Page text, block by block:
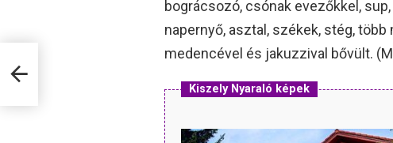
bográcsozó, csónak evezőkkel,
napernyő, asztal, székek, stég,
medencével és jakuzzival bővült.
Kiszely Nyaraló képek